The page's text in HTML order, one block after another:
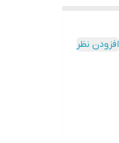
افزودن نظر